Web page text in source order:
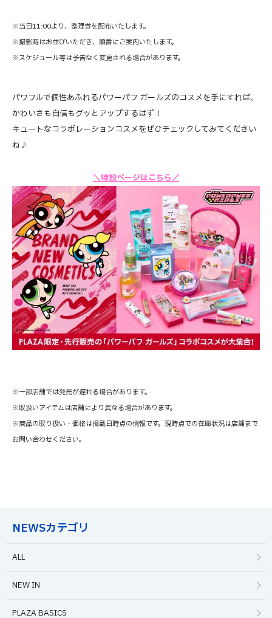
※当日11:00より、整理券を配布いたします。
※撮影時はお並びいただき、順番にご案内いたします。
※スケジュール等は予告なく変更される場合があります。
パワフルで個性あふれるパワーパフ ガールズのコスメを手にすれば、
かわいさも自信もグッとアップするはず！
キュートなコラボレーションコスメをぜひチェックしてみてください
ね♪
＼特設ページはこちら／
※一部店舗では発売が遅れる場合があります。
※取扱いアイテムは店舗により異なる場合があります。
※商品の取り扱い・価格は掲載日時点の情報です。現時点での在庫状況は店舗まで
お問い合わせください。
NEWSカテゴリ
ALL
NEW IN
PLAZA BASICS